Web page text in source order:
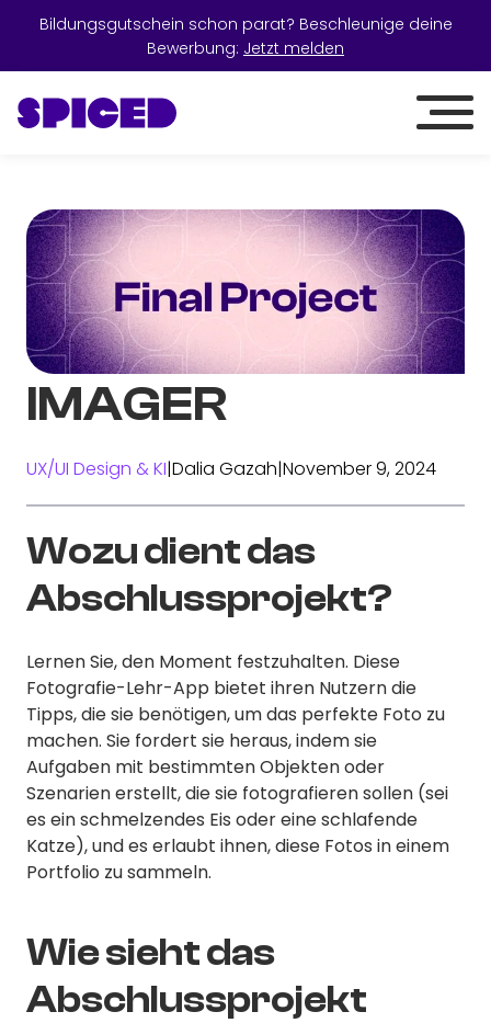
Bildungsgutschein schon parat? Beschleunige deine
Bewerbung: Jetzt melden
IMAGER
UX/UI Design & KI|Dalia Gazah|November 9, 2024
Wozu dient das
Abschlussprojekt?
Lernen Sie, den Moment festzuhalten. Diese
Fotografie-Lehr-App bietet ihren Nutzern die
Tipps, die sie benötigen, um das perfekte Foto zu
machen. Sie fordert sie heraus, indem sie
Aufgaben mit bestimmten Objekten oder
Szenarien erstellt, die sie fotografieren sollen (sei
es ein schmelzendes Eis oder eine schlafende
Katze), und es erlaubt ihnen, diese Fotos in einem
Portfolio zu sammeln.
Wie sieht das
Abschlussprojekt